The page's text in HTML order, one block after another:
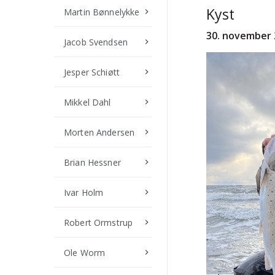
Martin Bønnelykke keyboard_arrow_right
Jacob Svendsen keyboard_arrow_right
Jesper Schiøtt keyboard_arrow_right
Mikkel Dahl keyboard_arrow_right
Morten Andersen keyboard_arrow_right
Brian Hessner keyboard_arrow_right
Ivar Holm keyboard_arrow_right
Robert Ormstrup keyboard_arrow_right
Ole Worm keyboard_arrow_right
Kyst
30. november